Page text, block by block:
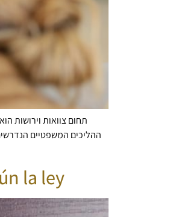
תחום צוואות וירושות
ההליכים המשפטיים
la ley